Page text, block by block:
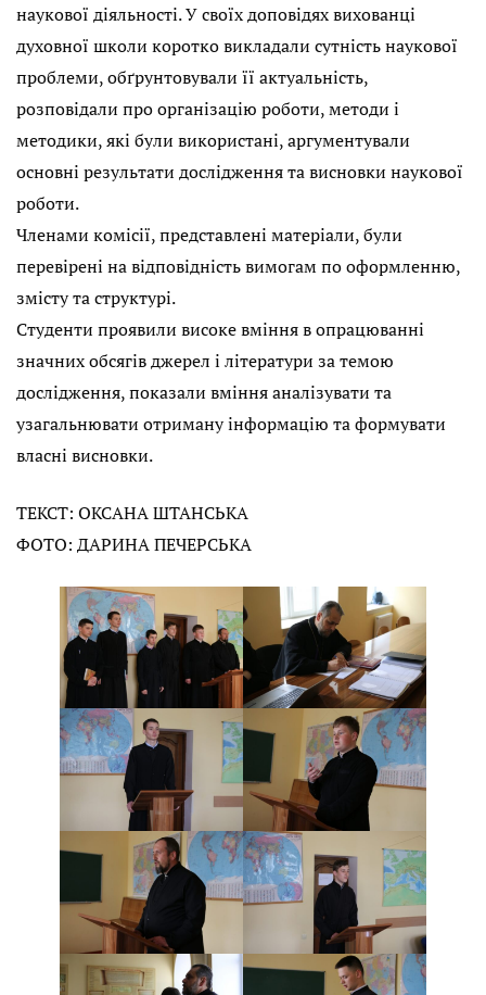
наукової діяльності. У своїх доповідях вихованці
духовної школи коротко викладали сутність наукової
проблеми, обґрунтовували її актуальність,
розповідали про організацію роботи, методи і
методики, які були використані, аргументували
основні результати дослідження та висновки наукової
роботи.
Членами комісії, представлені матеріали, були
перевірені на відповідність вимогам по оформленню,
змісту та структурі.
Студенти проявили високе вміння в опрацюванні
значних обсягів джерел і літератури за темою
дослідження, показали вміння аналізувати та
узагальнювати отриману інформацію та формувати
власні висновки.
ТЕКСТ: ОКСАНА ШТАНСЬКА
ФОТО: ДАРИНА ПЕЧЕРСЬКА